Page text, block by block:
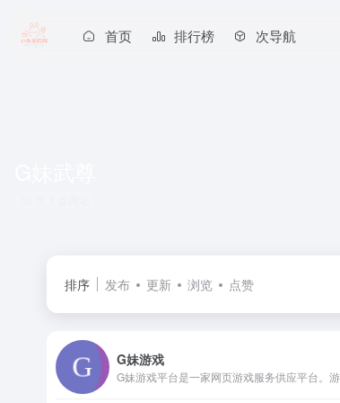
首页 排行榜 次导航
排序 发布 更新 浏览 点赞
G妹游戏